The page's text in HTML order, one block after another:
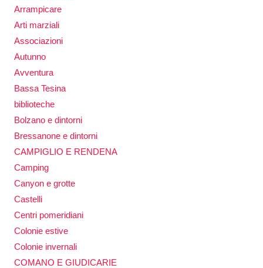
Arrampicare
Arti marziali
Associazioni
Autunno
Avventura
Bassa Tesina
biblioteche
Bolzano e dintorni
Bressanone e dintorni
CAMPIGLIO E RENDENA
Camping
Canyon e grotte
Castelli
Centri pomeridiani
Colonie estive
Colonie invernali
COMANO E GIUDICARIE